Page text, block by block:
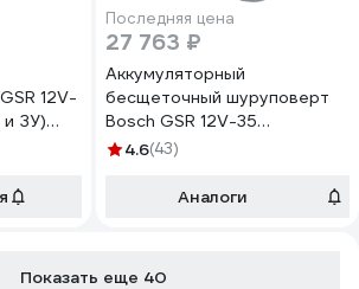
12V-
и ЗУ)
Последняя цена
27 763 ₽
Аккумуляторный
бесщеточный шуруповерт
Bosch GSR 12V-35
0.601.9H8.002
4.6(43)
Аналоги
Показать еще 40